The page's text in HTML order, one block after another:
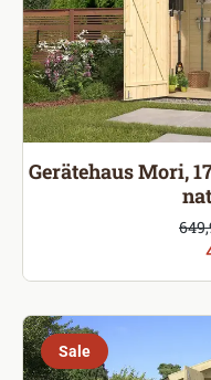
Gerätehaus Mori,
Sale